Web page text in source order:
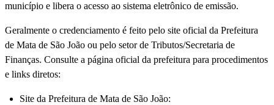
município e libera o acesso ao sistema eletrônico de emissão.
Geralmente o credenciamento é feito pelo site oficial da Prefeitura
de Mata de São João ou pelo setor de Tributos/Secretaria de
Finanças. Consulte a página oficial da prefeitura para procedimentos
e links diretos:
Site da Prefeitura de Mata de São João: